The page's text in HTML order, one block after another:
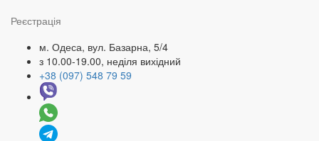
Реєстрація
м. Одеса, вул. Базарна, 5/4
з 10.00-19.00, неділя вихідний
+38 (097) 548 79 59